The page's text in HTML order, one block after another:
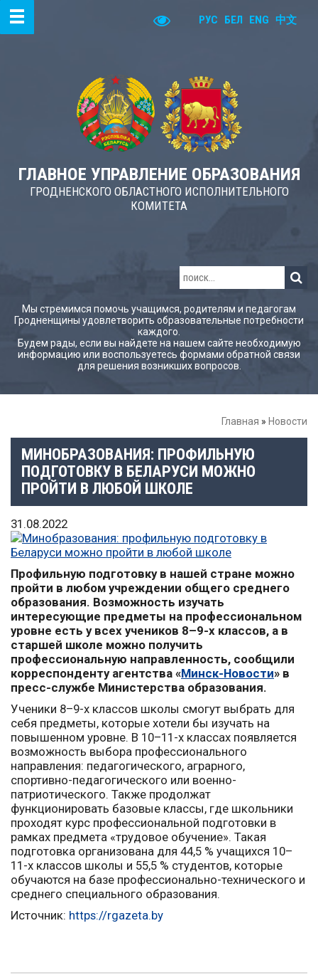
РУС БЕЛ ENG 中文
ГЛАВНОЕ УПРАВЛЕНИЕ ОБРАЗОВАНИЯ
ГРОДНЕНСКОГО ОБЛАСТНОГО ИСПОЛНИТЕЛЬНОГО
КОМИТЕТА
Мы стремимся помочь учащимся, родителям и педагогам
Гродненщины удовлетворить образовательные потребности
каждого.
Будем рады, если вы найдете на нашем сайте необходимую
информацию или воспользуетесь формами обратной связи
для решения возникших вопросов.
Главная » Новости
МИНОБРАЗОВАНИЯ: ПРОФИЛЬНУЮ
ПОДГОТОВКУ В БЕЛАРУСИ МОЖНО
ПРОЙТИ В ЛЮБОЙ ШКОЛЕ
31.08.2022
Профильную подготовку в нашей стране можно
пройти в любом учреждении общего среднего
образования. Возможность изучать
интересующие предметы на профессиональном
уровне есть у всех учеников 8–9-х классов, а в
старшей школе можно получить
профессиональную направленность, сообщили
корреспонденту агентства «Минск-Новости» в
пресс-службе Министерства образования.
Ученики 8–9-х классов школы смогут выбрать для
себя предметы, которые хотели бы изучать на
повышенном уровне. В 10–11-х классах появляется
возможность выбора профессионального
направления: педагогического, аграрного,
спортивно-педагогического или военно-
патриотического. Также продолжат
функционировать базовые классы, где школьники
проходят курс профессиональной подготовки в
рамках предмета «трудовое обучение». Такая
подготовка организована для 44,5 % учащихся 10–
11-х классов школы и 55,5 % студентов, которые
обучаются на базе профессионально-технического и
среднего специального образования.
Источник: https://rgazeta.by